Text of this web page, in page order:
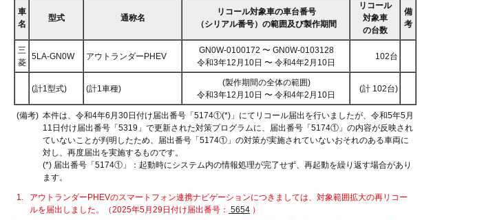
車
名
型式 通称名
リコール対象車の車台番号
（シリアル番号）の範囲及び製作期間
リコール
対象車
の台数
備
考
三
菱
5LA-GN0W アウトランダーPHEV
GN0W-0100172 〜 GN0W-0103128
令和3年12月10日 〜 令和4年2月10日
102台
(計1型式) (計1車種)
(製作期間の全体の範囲)
令和3年12月10日 〜 令和4年2月10日
(計 102台)
(備考) 本件は、令和4年6月30日付け届出番号「5174①(*)」にてリコール届出を行いましたが、令和5年5月
11日付け届出番号「5319」で更新された対策プログラムに、届出番号「5174①」の内容が反映され
ていないことが判明したため、届出番号「5174①」の対策が実施されていないおそれのある車両に
対し、再度届出を実施するものです。
(*) 届出番号「5174①」：起動時にシステム内の情報処理が完了せず、再起動を繰り返す場合があり
ます。
1.
アウトランダーPHEVのスマートフォン連携ナビゲーションにつきましては、対象範囲拡大の再リコー
ルを届出しました。（2025年5月29日付け届出番号： 5654 ）